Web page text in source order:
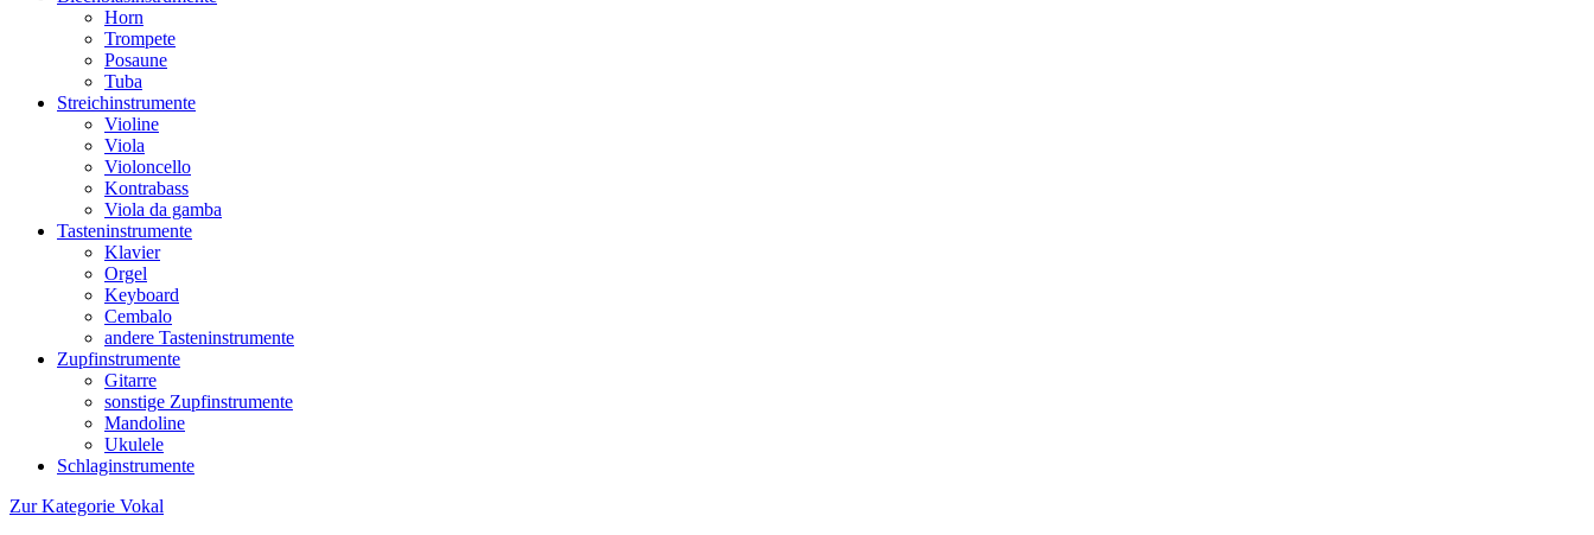
Horn
Trompete
Posaune
Tuba
Streichinstrumente
Violine
Viola
Violoncello
Kontrabass
Viola da gamba
Tasteninstrumente
Klavier
Orgel
Keyboard
Cembalo
andere Tasteninstrumente
Zupfinstrumente
Gitarre
sonstige Zupfinstrumente
Mandoline
Ukulele
Schlaginstrumente
Zur Kategorie Vokal